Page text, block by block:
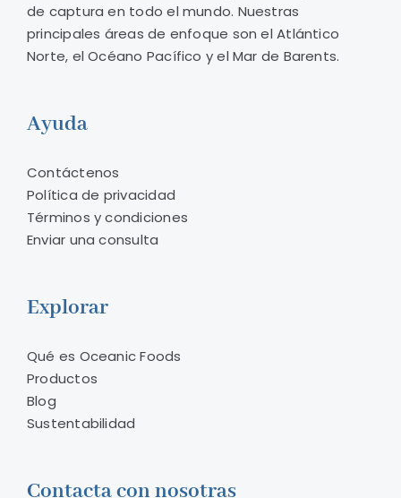
de captura en todo el mundo. Nuestras
principales áreas de enfoque son el Atlántico
Norte, el Océano Pacífico y el Mar de Barents.
Ayuda
Contáctenos
Política de privacidad
Términos y condiciones
Enviar una consulta
Explorar
Qué es Oceanic Foods
Productos
Blog
Sustentabilidad
Contacta con nosotras